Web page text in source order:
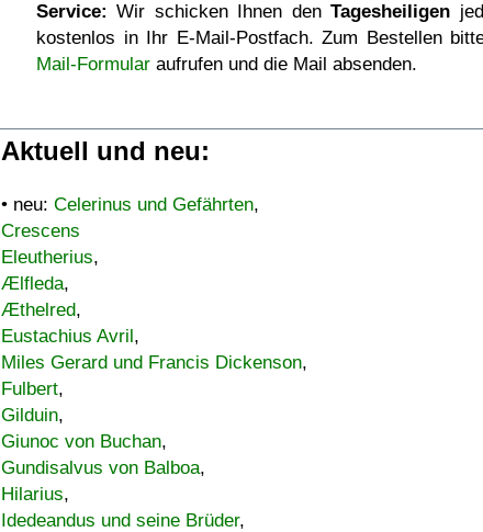
Service: Wir schicken Ihnen denTagesheiligen
kostenlos in Ihr E-Mail-Postfach. Zum Bestellen
Mail-Formular aufrufen und die Mail absenden.
Aktuell und neu:
• neu: Celerinus und Gefährten,
Crescens
Eleutherius,
Ælfleda,
Æthelred,
Eustachius Avril,
Miles Gerard und Francis Dickenson,
Fulbert,
Gilduin,
Giunoc von Buchan,
Gundisalvus von Balboa,
Hilarius,
Idedeandus und seine Brüder,